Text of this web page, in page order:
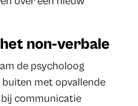
non-verbale
de psycholoog
buiten met opvallende
communicatie